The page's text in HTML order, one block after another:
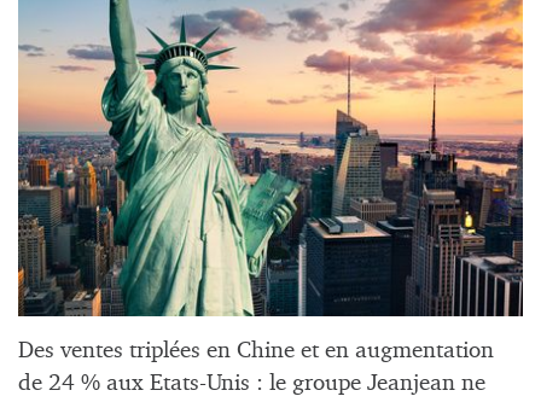
Des ventes triplées en Chine et en augmentation
de 24 % aux Etats-Unis : le groupe Jeanjean ne